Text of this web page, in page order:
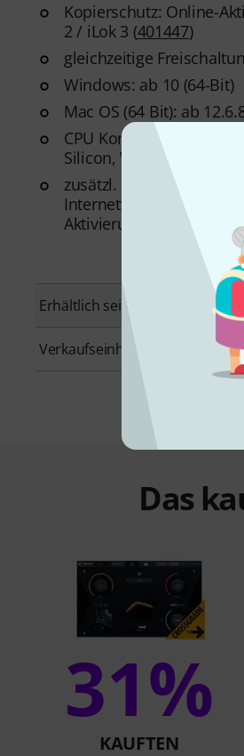
Kopierschutz: Online-
2 / iLok 3 (401447)
gleichzeitige
Windows: ab 10 (64-Bit)
Mac OS (64 Bit): ab
CPU Kompatibilität:
Silicon, Windows AMD,
zusätzl.
Internetverbindung für
Aktivierung
Erhältlich seit
Verkaufseinheit
Das
31%
KAUFTEN